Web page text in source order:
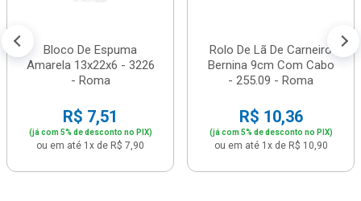
Bloco De Espuma
Amarela 13x22x6 - 3226
- Roma
R$ 7,51
(já com 5% de desconto no PIX)
ou em até 1x de R$ 7,90
Rolo De Lã De Carneiro
Bernina 9cm Com Cabo
- 255.09 - Roma
R$ 10,36
(já com 5% de desconto no PIX)
ou em até 1x de R$ 10,90